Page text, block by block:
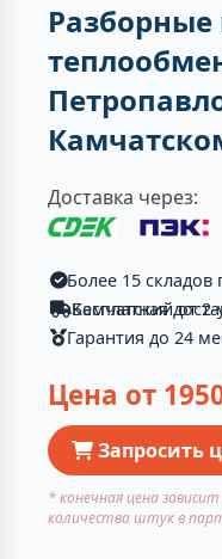
Доставка через:
Более 15 складов
Бесплатная доставка в Петропавловск-
Гарантия до 24
Цена от
Запросить
* конечная цена
количества штук в